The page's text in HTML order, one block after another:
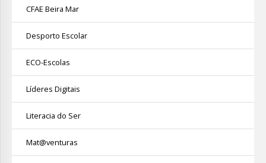
CFAE Beira Mar
Desporto Escolar
ECO-Escolas
Líderes Digitais
Literacia do Ser
Mat@venturas